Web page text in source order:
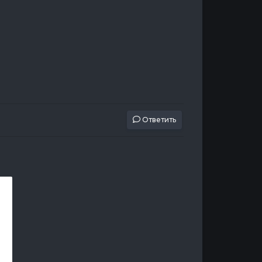
Ответить